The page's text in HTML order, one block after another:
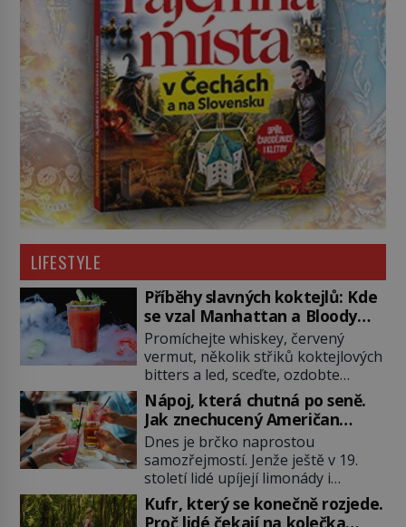
LIFESTYLE
Příběhy slavných koktejlů: Kde
se vzal Manhattan a Bloody
Mary?
Promíchejte whiskey, červený
vermut, několik střiků koktejlových
bitters a led, sceďte, ozdobte
koktejlovou třešinkou a tadá…
Manhattan je tu! A pokud to má být
skutečně on, dejte si pozor, ať
místo klasické americké rye
whiskey či klidně bourbonu
nepoužijete skotskou whisku. Co
se stane? Inu, koktejl bude stále
skvělý, ale už to nebude
Nápoj, která chutná po seně.
Jak znechucený Američan
vymyslel brčko
Dnes je brčko naprostou
samozřejmostí. Jenže ještě v 19.
století lidé upíjejí limonády i
koktejly dutými stébly žita nebo
žitné slámy. Fungují sice dobře,
Kufr, který se konečně rozjede.
Proč lidé čekají na kolečka